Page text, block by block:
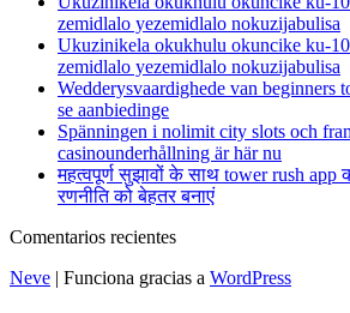
zemidlalo yezemidlalo nokuzijabulisa
Ukuzinikela okukhulu okuncike ku-
zemidlalo yezemidlalo nokuzijabulisa
Wedderysvaardighede van beginners
se aanbiedinge
Spänningen i nolimit city slots och
casinounderhållning är här nu
महत्वपूर्ण सुझावों के साथ tower rush app
रणनीति को बेहतर बनाएं
Comentarios recientes
Neve | Funciona gracias a WordPress